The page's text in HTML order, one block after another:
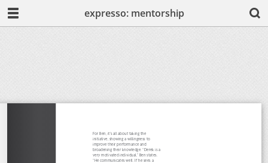
expresso: mentorship